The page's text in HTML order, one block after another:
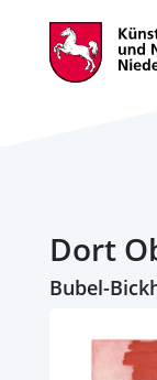
Dort
Bubel-